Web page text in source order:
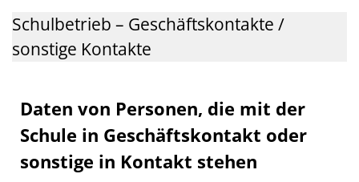
Schulbetrieb – Geschäftskontakte /
sonstige Kontakte
Daten von Personen, die mit der
Schule in Geschäftskontakt oder
sonstige in Kontakt stehen